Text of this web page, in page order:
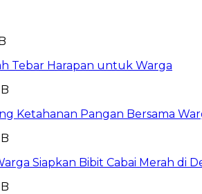
Tebar Harapan untuk Warga
Ketahanan Pangan Bersama
Siapkan Bibit Cabai Merah di